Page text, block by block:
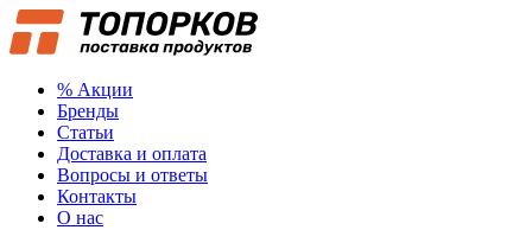
% Акции
Бренды
Статьи
Доставка и оплата
Вопросы и ответы
Контакты
О нас